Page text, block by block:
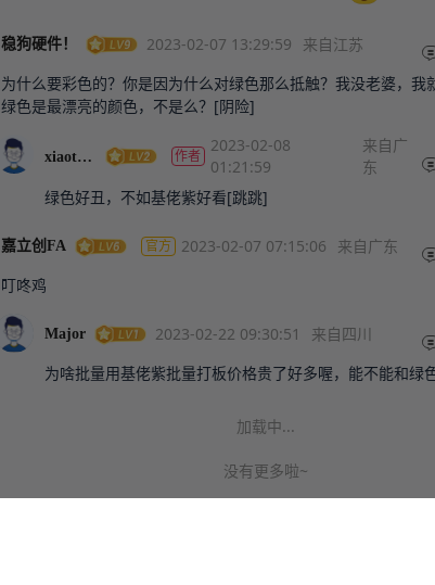
稳狗硬件！ 2023-02-07 13:29:59 来自江苏
为什么要彩色的？你是因为什么对绿色那么抵触？我没老婆，我
绿色是最漂亮的颜色，不是么？[阴险]
xiaotian 作者
2023-02-08
01:21:59
来自广
东
绿色好丑，不如基佬紫好看[跳跳]
嘉立创FA 官方 2023-02-07 07:15:06 来自广东
叮咚鸡
Major 2023-02-22 09:30:51 来自四川
为啥批量用基佬紫批量打板价格贵了好多喔，能不能和绿
加载中...
没有更多啦~